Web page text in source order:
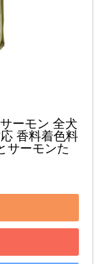
ーモン 全犬
香料着色料
サーモンた